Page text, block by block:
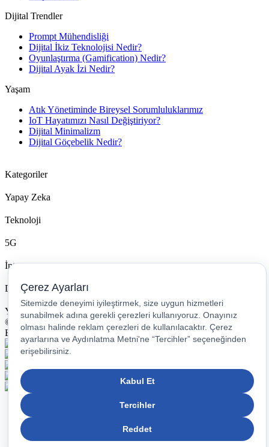
Dijital Trendler
Prompt Mühendisliği
Dijital İkiz Teknolojisi Nedir?
Oyunlaştırma (Gamification) Nedir?
Dijital Ayak İzi Nedir?
Yaşam
Atık Yönetiminde Bireysel Sorumluluklarımız
IoT Hayatımızı Nasıl Değiştiriyor?
Dijital Minimalizm
Dijital Göçebelik Nedir?
Kategoriler
Yapay Zeka
Teknoloji
5G
İnternet
Dijital Trendler
Yaşam
© Turkcell 2026
Bizi Takip Edin